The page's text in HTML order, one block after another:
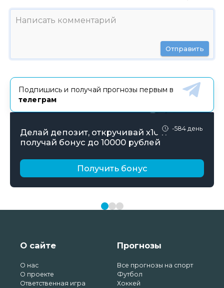
Отправить
Подпишись и получай прогнозы первым в
телеграм
-584 день
Делай депозит, откручивай х10 и
получай бонус до 10000 рублей
Получить бонус
О сайте
О нас
О проекте
Ответственная игра
Прогнозы
Все прогнозы на спорт
Футбол
Хоккей